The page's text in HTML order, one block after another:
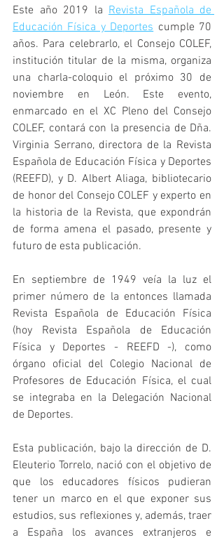
Este año 2019 la Revista Española de
Educación Física y Deportes cumple 70
años. Para celebrarlo, el Consejo COLEF,
institución titular de la misma, organiza
una charla-coloquio el próximo 30 de
noviembre en León. Este evento,
enmarcado en el XC Pleno del Consejo
COLEF, contará con la presencia de Dña.
Virginia Serrano, directora de la Revista
Española de Educación Física y Deportes
(REEFD), y D. Albert Aliaga, bibliotecario
de honor del Consejo COLEF y experto en
la historia de la Revista, que expondrán
de forma amena el pasado, presente y
futuro de esta publicación.
En septiembre de 1949 veía la luz el
primer número de la entonces llamada
Revista Española de Educación Física
(hoy Revista Española de Educación
Física y Deportes - REEFD -), como
órgano oficial del Colegio Nacional de
Profesores de Educación Física, el cual
se integraba en la Delegación Nacional
de Deportes.
Esta publicación, bajo la dirección de D.
Eleuterio Torrelo, nació con el objetivo de
que los educadores físicos pudieran
tener un marco en el que exponer sus
estudios, sus reflexiones y, además, traer
a España los avances extranjeros e